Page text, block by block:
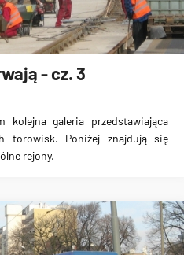
- cz. 3
galeria przedstawiająca
torowisk. Poniżej znajdują się
rejony.